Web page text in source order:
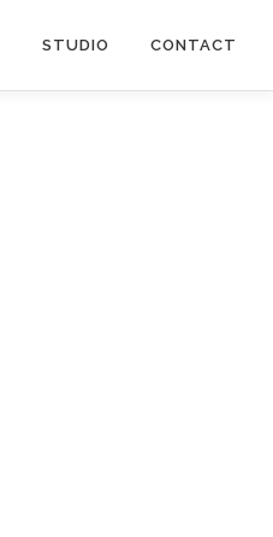
STUDIO CONTACT